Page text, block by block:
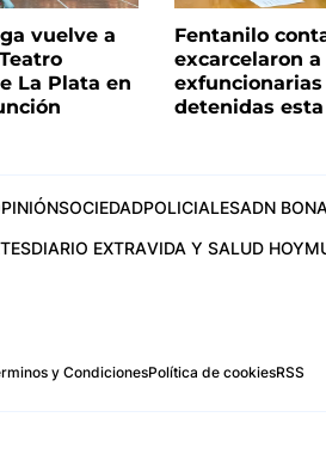
vuelve a
La Plata en
Fentanilo
excarcelaron a
exfuncionarias
detenidas
SOCIEDADPOLICIALESADN
DIARIO EXTRAVIDA Y SALUD HOY
y CondicionesPolítica de cookiesRSS